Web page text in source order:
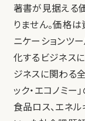
著書が見据える
りません。価格
ニケーションツ
化するビジネス
ジネスに関わる
ック・エコノミー
食品ロス、エネ